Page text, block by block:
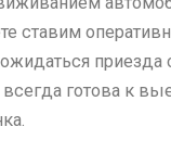
ставим
приезда
готова к